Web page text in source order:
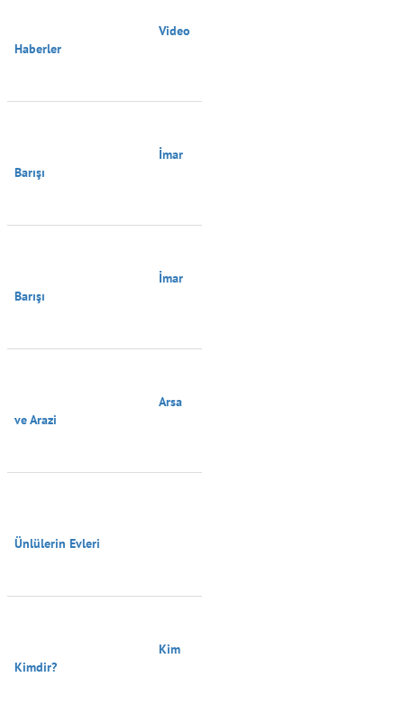
Haberler
Barışı
Barışı
ve Arazi
Ünlülerin Evleri
Kimdir?